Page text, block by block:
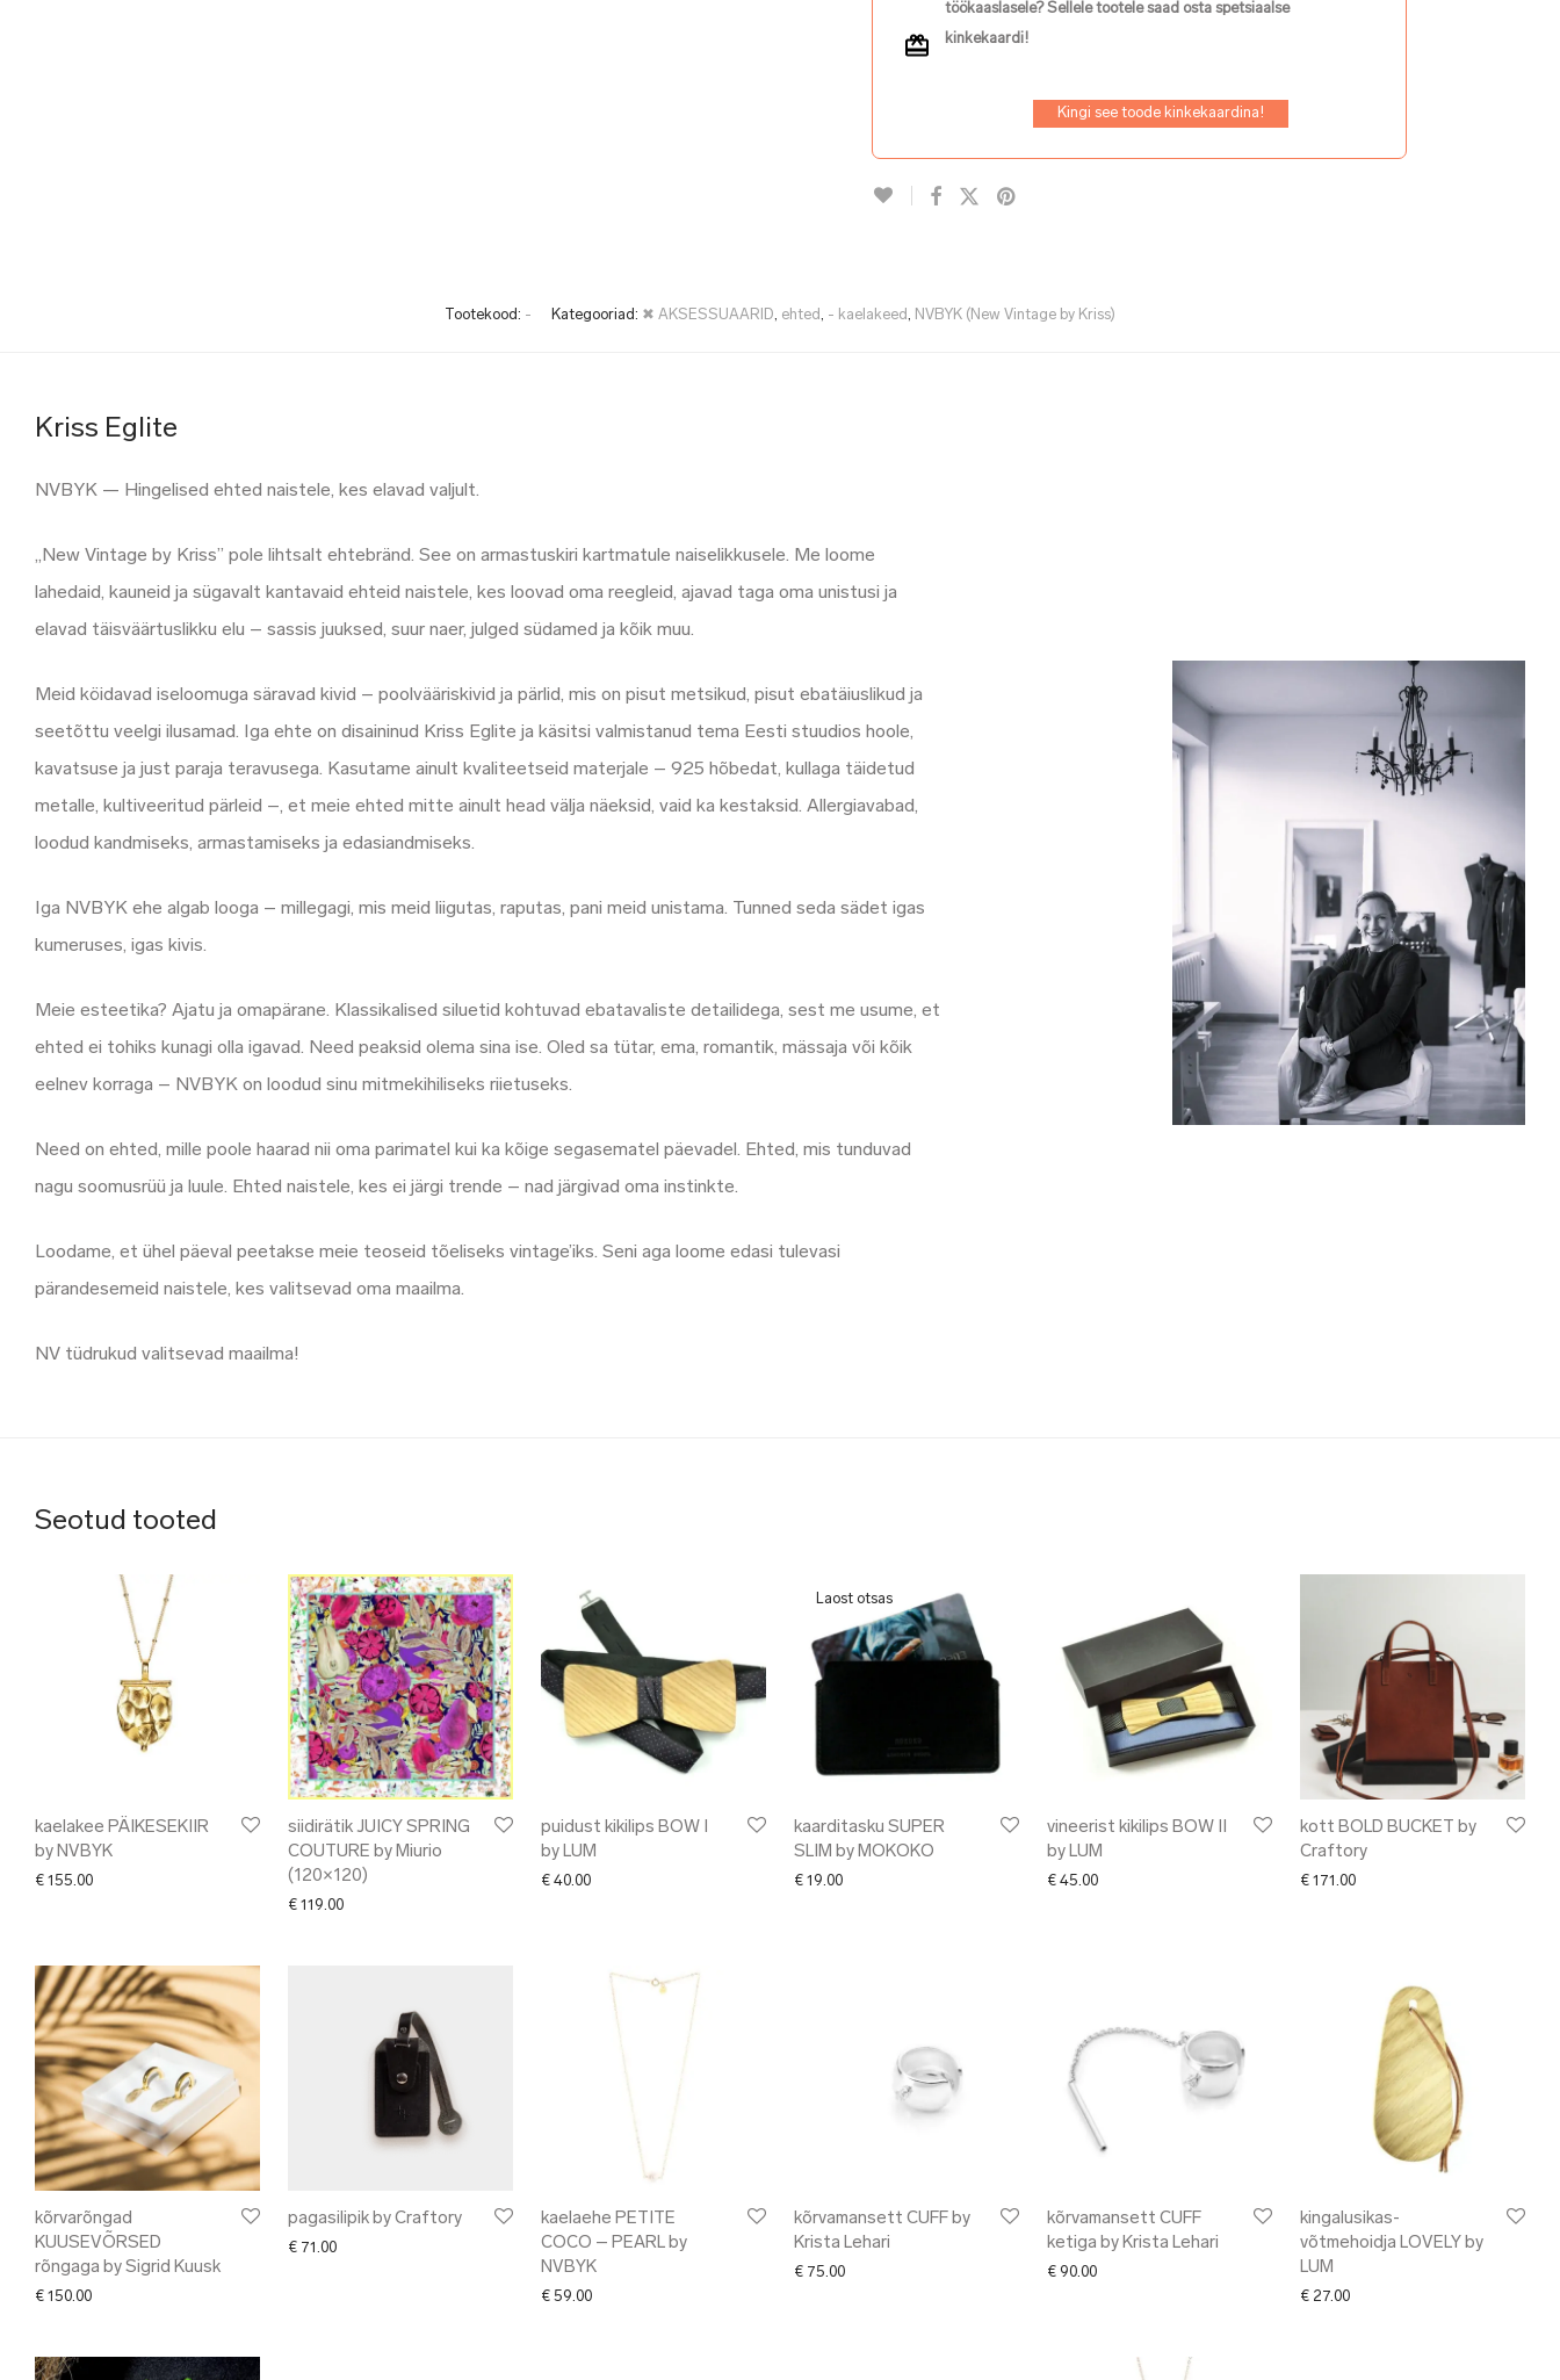
töökaaslasele? Sellele tootele saad osta spetsiaalse
kinkekaardi!
Kingi see toode kinkekaardina!
Tootekood: - Kategooriad: ✖ AKSESSUAARID, ehted, - kaelakeed, NVBYK (New Vintage by Kriss)
Kriss Eglite
NVBYK — Hingelised ehted naistele, kes elavad valjult.
„New Vintage by Kriss” pole lihtsalt ehtebränd. See on armastuskiri kartmatule naiselikkusele. Me loome
lahedaid, kauneid ja sügavalt kantavaid ehteid naistele, kes loovad oma reegleid, ajavad taga oma unistusi ja
elavad täisväärtuslikku elu – sassis juuksed, suur naer, julged südamed ja kõik muu.
Meid köidavad iseloomuga säravad kivid – poolvääriskivid ja pärlid, mis on pisut metsikud, pisut ebatäiuslikud ja
seetõttu veelgi ilusamad. Iga ehte on disaininud Kriss Eglite ja käsitsi valmistanud tema Eesti stuudios hoole,
kavatsuse ja just paraja teravusega. Kasutame ainult kvaliteetseid materjale – 925 hõbedat, kullaga täidetud
metalle, kultiveeritud pärleid –, et meie ehted mitte ainult head välja näeksid, vaid ka kestaksid. Allergiavabad,
loodud kandmiseks, armastamiseks ja edasiandmiseks.
Iga NVBYK ehe algab looga – millegagi, mis meid liigutas, raputas, pani meid unistama. Tunned seda sädet igas
kumeruses, igas kivis.
Meie esteetika? Ajatu ja omapärane. Klassikalised siluetid kohtuvad ebatavaliste detailidega, sest me usume, et
ehted ei tohiks kunagi olla igavad. Need peaksid olema sina ise. Oled sa tütar, ema, romantik, mässaja või kõik
eelnev korraga – NVBYK on loodud sinu mitmekihiliseks riietuseks.
Need on ehted, mille poole haarad nii oma parimatel kui ka kõige segasematel päevadel. Ehted, mis tunduvad
nagu soomusrüü ja luule. Ehted naistele, kes ei järgi trende – nad järgivad oma instinkte.
Loodame, et ühel päeval peetakse meie teoseid tõeliseks vintage’iks. Seni aga loome edasi tulevasi
pärandesemeid naistele, kes valitsevad oma maailma.
NV tüdrukud valitsevad maailma!
Seotud tooted
kaelakee PÄIKESEKIIR
by NVBYK
€ 155.00
siidirätik JUICY SPRING
COUTURE by Miurio
(120×120)
€ 119.00
puidust kikilips BOW I
by LUM
€ 40.00
kaarditasku SUPER
SLIM by MOKOKO
€ 19.00
vineerist kikilips BOW II
by LUM
€ 45.00
kott BOLD BUCKET by
Craftory
€ 171.00
kõrvarõngad
KUUSEVÕRSED
rõngaga by Sigrid Kuusk
€ 150.00
pagasilipik by Craftory
€ 71.00
kaelaehe PETITE
COCO – PEARL by
NVBYK
€ 59.00
kõrvamansett CUFF by
Krista Lehari
€ 75.00
kõrvamansett CUFF
ketiga by Krista Lehari
€ 90.00
kingalusikas-
võtmehoidja LOVELY by
LUM
€ 27.00